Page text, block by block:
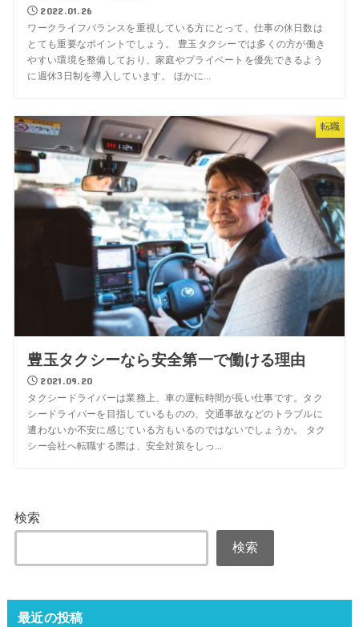
2022.01.26
ワークライフバランスを重視している方にとって、仕事の休日数は
とても重要なポイントでしょう。 豊玉タクシーでは多くの方が働き
やすい環境を整備しており、家庭やプライベートを優先できるよう
に週休3日制を導入しています。 ほかに...
転職
豊玉タクシーなら安全第一で働ける理由
2021.09.20
タクシードライバーは業務上、車の運転時間が長い仕事です。タク
シードライバーを目指しているものの、交通事故などのトラブルに
遭わないか不安に感じている方もいるのではないでしょうか。 タク
シー会社へ転職する際は、安全対策をしっ...
検索
検索
最近の投稿